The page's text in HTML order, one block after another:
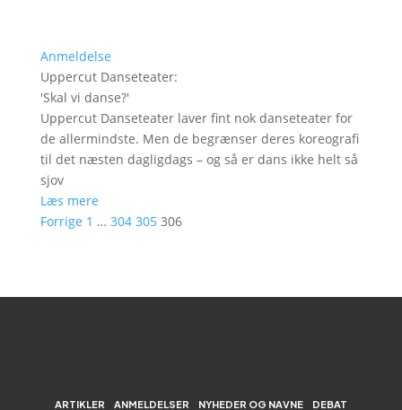
Anmeldelse
Uppercut Danseteater:
'Skal vi danse?'
Uppercut Danseteater laver fint nok danseteater for
de allermindste. Men de begrænser deres koreografi
til det næsten dagligdags – og så er dans ikke helt så
sjov
Læs mere
Forrige 1 … 304 305 306
ARTIKLER ANMELDELSER NYHEDER OG NAVNE DEBAT